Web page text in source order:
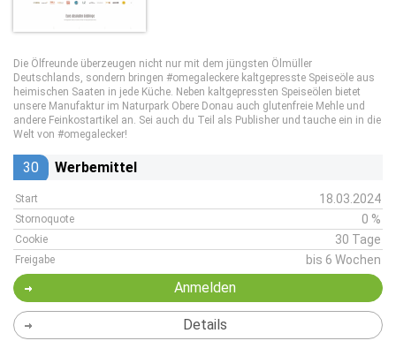
Die Ölfreunde überzeugen nicht nur mit dem jüngsten Ölmüller
Deutschlands, sondern bringen #omegaleckere kaltgepresste Speiseöle aus
heimischen Saaten in jede Küche. Neben kaltgepressten Speiseölen bietet
unsere Manufaktur im Naturpark Obere Donau auch glutenfreie Mehle und
andere Feinkostartikel an. Sei auch du Teil als Publisher und tauche ein in die
Welt von #omegalecker!
30 Werbemittel
Start 18.03.2024
Stornoquote 0 %
Cookie 30 Tage
Freigabe bis 6 Wochen
Anmelden
Details